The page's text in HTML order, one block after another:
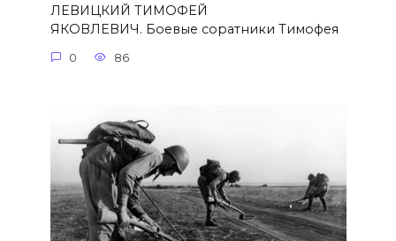
ЛЕВИЦКИЙ ТИМОФЕЙ
ЯКОВЛЕВИЧ. Боевые соратники Тимофея
0 86